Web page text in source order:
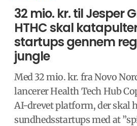
32 mio. kr. til Jesper
HTHC skal
startups gennem
jungle
Med 32 mio. kr. fra Novo
lancerer Health Tech Hub
AI-drevet platform, der skal
sundhedsstartups med at